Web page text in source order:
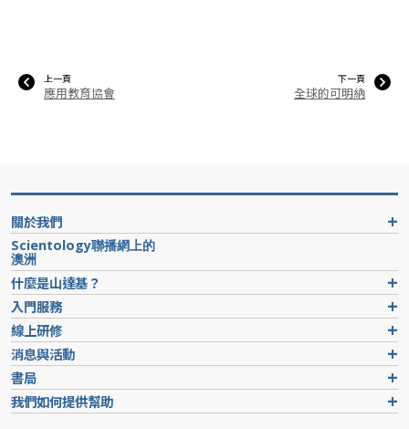
上一頁
應用教育協會
下一頁
全球的可明納
關於我們
Scientology聯播網上的
澳洲
什麼是山達基？
入門服務
線上研修
消息與活動
書局
我們如何提供幫助